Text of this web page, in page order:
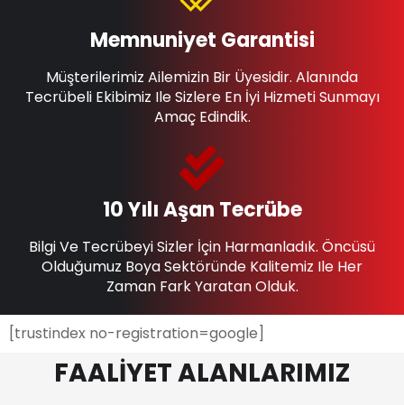
10 Yılı Aşan Tecrübe
Bilgi Ve Tecrübeyi Sizler İçin Harmanladık. Öncüsü
Olduğumuz Boya Sektöründe Kalitemiz Ile Her
Zaman Fark Yaratan Olduk.
Memnuniyet Garantisi
Müşterilerimiz Ailemizin Bir Üyesidir. Alanında
Tecrübeli Ekibimiz Ile Sizlere En İyi Hizmeti Sunmayı
Amaç Edindik.
[trustindex no-registration=google]
FAALİYET ALANLARIMIZ